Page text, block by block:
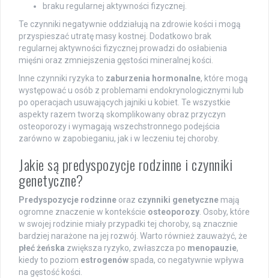
braku regularnej aktywności fizycznej.
Te czynniki negatywnie oddziałują na zdrowie kości i mogą
przyspieszać utratę masy kostnej. Dodatkowo brak
regularnej aktywności fizycznej prowadzi do osłabienia
mięśni oraz zmniejszenia gęstości mineralnej kości.
Inne czynniki ryzyka to zaburzenia hormonalne, które mogą
występować u osób z problemami endokrynologicznymi lub
po operacjach usuwających jajniki u kobiet. Te wszystkie
aspekty razem tworzą skomplikowany obraz przyczyn
osteoporozy i wymagają wszechstronnego podejścia
zarówno w zapobieganiu, jak i w leczeniu tej choroby.
Jakie są predyspozycje rodzinne i czynniki
genetyczne?
Predyspozycje rodzinne oraz czynniki genetyczne mają
ogromne znaczenie w kontekście osteoporozy . Osoby, które
w swojej rodzinie miały przypadki tej choroby, są znacznie
bardziej narażone na jej rozwój. Warto również zauważyć, że
płeć żeńska zwiększa ryzyko, zwłaszcza po menopauzie,
kiedy to poziom estrogenówspada, co negatywnie wpływa
na gęstość kości.